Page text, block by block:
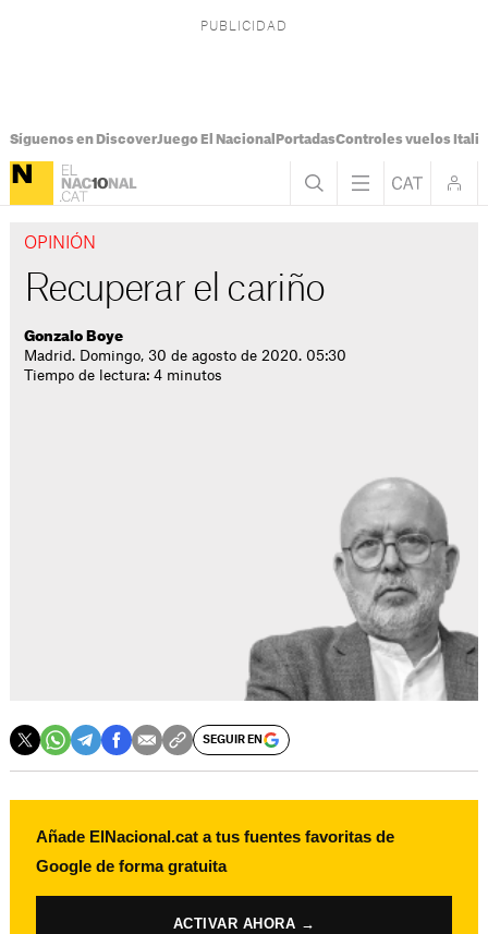
Síguenos en DiscoverJuego El Nacional PortadasControles vuelos Italia
OPINIÓN
Recuperar el cariño
Gonzalo Boye
Madrid. Domingo, 30 de agosto de 2020. 05:30
Tiempo de lectura: 4 minutos
SEGUIR EN
Añade ElNacional.cat a tus fuentes favoritas de
Google de forma gratuita
ACTIVAR AHORA →